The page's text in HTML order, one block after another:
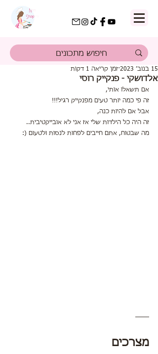
אלדושקי - פנקייק רוסי
15 בנוב׳ 2023 זמן קריאה 1 דקות
אם תשאלו אותי,
זה פי כמה יותר טעים מפנקייק רגיל!!!
אבל אם להיות כנה,
זה היה כל הילדות שלי אז אני לא אובייקטיבית..
מה שבטוח, אתם חייבים לפחות לנסות ולטעום (:
מצרכים